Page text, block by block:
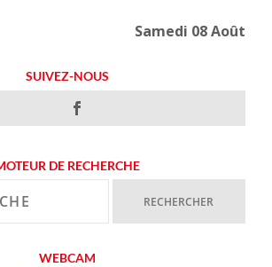
Samedi 08 Août
SUIVEZ-NOUS
DE RECHERCHE
WEBCAM